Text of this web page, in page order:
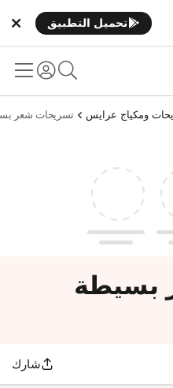
تحميل التطبيق
ومكياج عرايس تسريحات شعر
بسيطة
شارك